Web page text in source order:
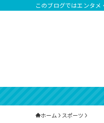
このブログではエンタメ
ホーム スポーツ